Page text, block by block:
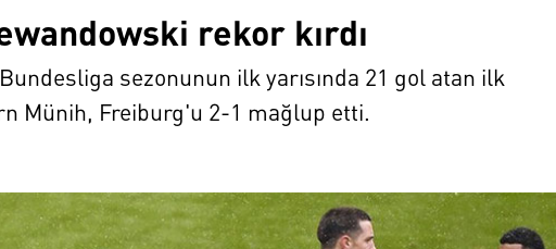
rekor kırdı
sezonunun ilk yarısında 21 gol atan ilk
Münih, Freiburg'u 2-1 mağlup etti.